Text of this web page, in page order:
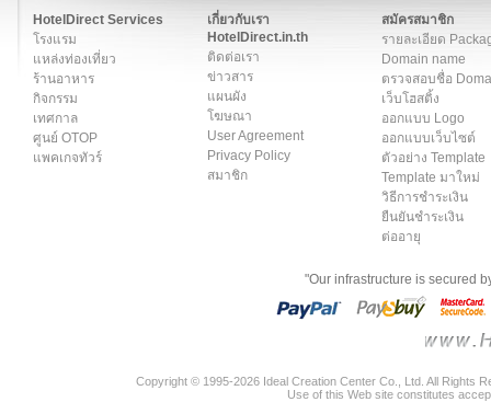
HotelDirect Services
โรงแรม
แหล่งท่องเที่ยว
ร้านอาหาร
กิจกรรม
เทศกาล
ศูนย์ OTOP
แพคเกจทัวร์
เกี่ยวกับเรา
HotelDirect.in.th
ติดต่อเรา
ข่าวสาร
แผนผัง
โฆษณา
User Agreement
Privacy Policy
สมาชิก
สมัครสมาชิก
รายละเอียด
Domain name
ตรวจสอบชื่อ
เว็บโฮสติ้ง
ออกแบบ Logo
ออกแบบเว็บไซต์
ตัวอย่าง Template
Template มาใหม่
วิธีการชำระเงิน
ยืนยันชำระเงิน
ต่ออายุ
"Our infrastructure is secured
Copyright © 1995-2026 Ideal Creation Center Co., Ltd. All Rights
Use of this Web site constitutes